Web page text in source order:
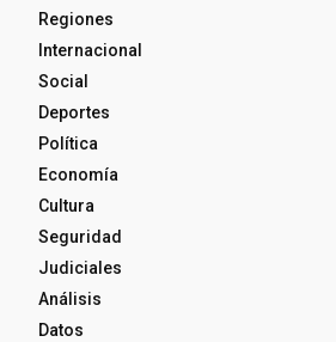
Regiones
Internacional
Social
Deportes
Política
Economía
Cultura
Seguridad
Judiciales
Análisis
Datos